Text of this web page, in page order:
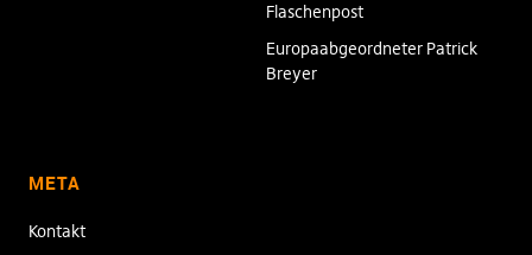
Flaschenpost
Europaabgeordneter Patrick
Breyer
META
Kontakt